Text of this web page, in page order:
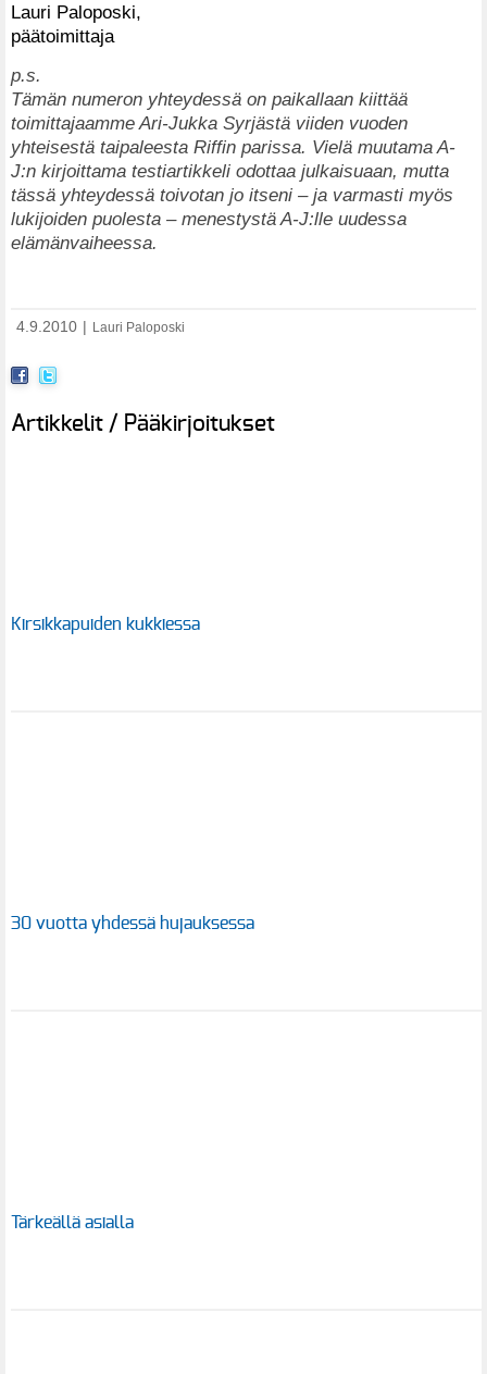
Lauri Paloposki,
päätoimittaja
p.s.
Tämän numeron yhteydessä on paikallaan kiittää
toimittajaamme Ari-Jukka Syrjästä viiden vuoden
yhteisestä taipaleesta Riffin parissa. Vielä muutama A-
J:n kirjoittama testiartikkeli odottaa julkaisuaan, mutta
tässä yhteydessä toivotan jo itseni – ja varmasti myös
lukijoiden puolesta – menestystä A-J:lle uudessa
elämänvaiheessa.
4.9.2010 Lauri Paloposki
Artikkelit / Pääkirjoitukset
Kirsikkapuiden kukkiessa
30 vuotta yhdessä hujauksessa
Tärkeällä asialla